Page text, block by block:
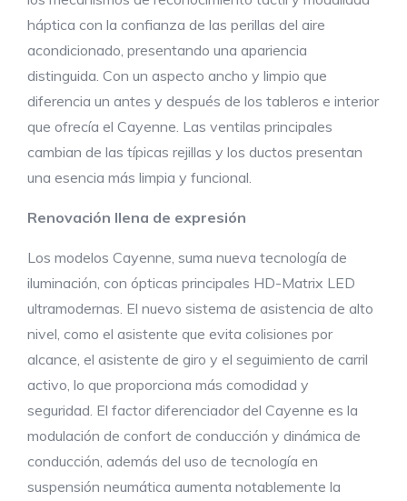
háptica con la confianza de las perillas del aire
acondicionado, presentando una apariencia
distinguida. Con un aspecto ancho y limpio que
diferencia un antes y después de los tableros e interior
que ofrecía el Cayenne. Las ventilas principales
cambian de las típicas rejillas y los ductos presentan
una esencia más limpia y funcional.
Renovación llena de expresión
Los modelos Cayenne, suma nueva tecnología de
iluminación, con ópticas principales HD-Matrix LED
ultramodernas. El nuevo sistema de asistencia de alto
nivel, como el asistente que evita colisiones por
alcance, el asistente de giro y el seguimiento de carril
activo, lo que proporciona más comodidad y
seguridad. El factor diferenciador del Cayenne es la
modulación de confort de conducción y dinámica de
conducción, además del uso de tecnología en
suspensión neumática aumenta notablemente la